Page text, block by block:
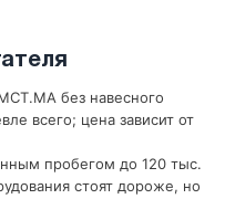
без навесного
всего; цена зависит от
пробегом до 120 тыс.
стоят дороже, но